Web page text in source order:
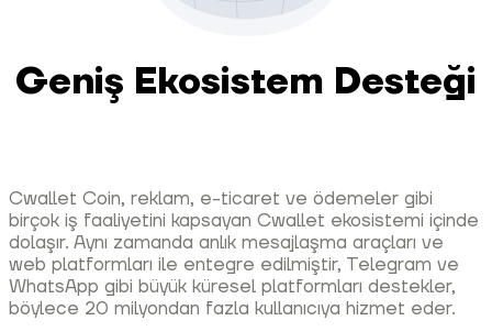
Geniş Ekosistem Desteği
Cwallet Coin, reklam, e-ticaret ve ödemeler gibi
birçok iş faaliyetini kapsayan Cwallet ekosistemi içinde
dolaşır. Aynı zamanda anlık mesajlaşma araçları ve
web platformları ile entegre edilmiştir, Telegram ve
WhatsApp gibi büyük küresel platformları destekler,
böylece 20 milyondan fazla kullanıcıya hizmet eder.